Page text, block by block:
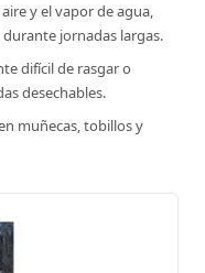
y el vapor de agua,
jornadas largas.
difícil de rasgar o
desechables.
muñecas, tobillos y